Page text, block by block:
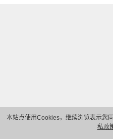
本站点使用Cookies，继续浏览表示您
私政